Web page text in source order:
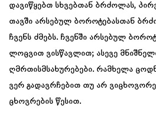
დავიწყებთ სხვებთან ბრძოლას,
თავში არსებულ ბოროტებასთან
ჩვენს ძმებს. ჩვენში არსებულ
ლოცვით ვისწავლით; ასევე
ღმრთისმსახურებები. რამხელა
ვერ გადავრჩებით თუ არ
ცხოვრების წესით.